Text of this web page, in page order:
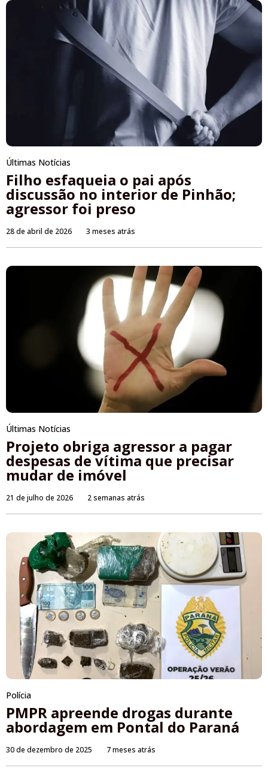
Últimas Notícias
Filho esfaqueia o pai após
discussão no interior de Pinhão;
agressor foi preso
28 de abril de 2026 3 meses atrás
Últimas Notícias
Projeto obriga agressor a pagar
despesas de vítima que precisar
mudar de imóvel
21 de julho de 2026 2 semanas atrás
Polícia
PMPR apreende drogas durante
abordagem em Pontal do Paraná
30 de dezembro de 2025 7 meses atrás